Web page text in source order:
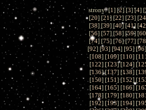
strony: [1] [2] [3] [4] [
[20] [21] [22] [23] [24
[38] [39] [40] [41] [42
[56] [57] [58] [59] [60
[74] [75] [76] [77] [78
[92] [93] [94] [95] [96
[108] [109] [110] [
[122] [123] [124] [
[136] [137] [138] [
[150] [151] [152] [
[164] [165] [166] [
[178] [179] [180] [
[192] [193] [194] [